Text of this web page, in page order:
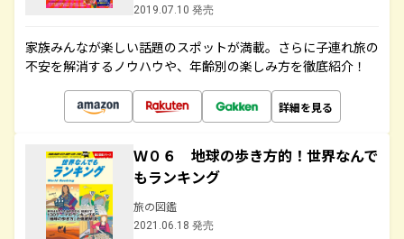
2019.07.10 発売
家族みんなが楽しい話題のスポットが満載。さらに子連れ旅の
不安を解消するノウハウや、年齢別の楽しみ方を徹底紹介！
詳細を見る
Ｗ０６ 地球の歩き方的！世界なんで
もランキング
旅の図鑑
2021.06.18 発売